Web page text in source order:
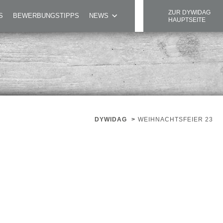
BEWERBUNGSTIPPS NEWS
ZUR DYWIDAG
HAUPTSEITE
DYWIDAG > WEIHNACHTSFEIER 23